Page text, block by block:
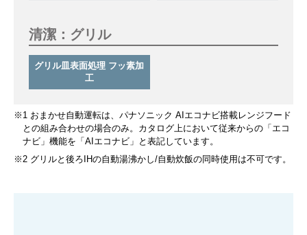
清潔：グリル
グリル皿表面処理 フッ素加
工
※1 おまかせ自動運転は、パナソニック AIエコナビ搭載レンジフード
との組み合わせの場合のみ。カタログ上において従来からの「エコ
ナビ」機能を「AIエコナビ」と表記しています。
※2 グリルと後ろIHの自動湯沸かし/自動炊飯の同時使用は不可です。